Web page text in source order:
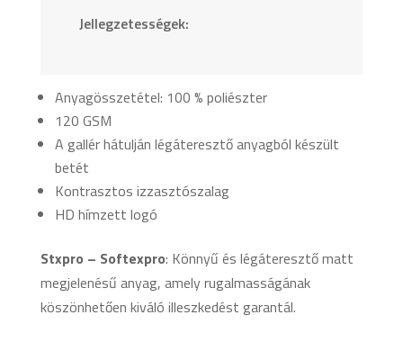
Jellegzetességek:
Anyagösszetétel: 100 % poliészter
120 GSM
A gallér hátulján légáteresztő anyagból készült
betét
Kontrasztos izzasztószalag
HD hímzett logó
Stxpro – Softexpro: Könnyű és légáteresztő matt
megjelenésű anyag, amely rugalmasságának
köszönhetően kiváló illeszkedést garantál.